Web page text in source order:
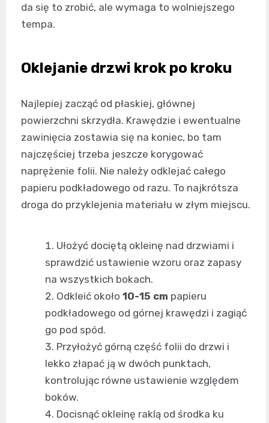
da się to zrobić, ale wymaga to wolniejszego
tempa.
Oklejanie drzwi krok po kroku
Najlepiej zacząć od płaskiej, głównej
powierzchni skrzydła. Krawędzie i ewentualne
zawinięcia zostawia się na koniec, bo tam
najczęściej trzeba jeszcze korygować
naprężenie folii. Nie należy odklejać całego
papieru podkładowego od razu. To najkrótsza
droga do przyklejenia materiału w złym miejscu.
Ułożyć dociętą okleinę nad drzwiami i
sprawdzić ustawienie wzoru oraz zapasy
na wszystkich bokach.
Odkleić około 10-15 cm papieru
podkładowego od górnej krawędzi i zagiąć
go pod spód.
Przyłożyć górną część folii do drzwi i
lekko złapać ją w dwóch punktach,
kontrolując równe ustawienie względem
boków.
Docisnąć okleinę raklą od środka ku